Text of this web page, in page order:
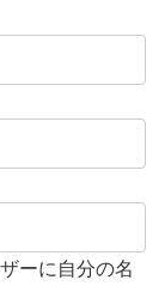
ーに自分の名